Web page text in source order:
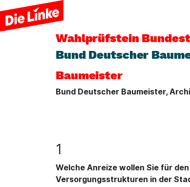
Wahlprüfstein
Bund Deutscher
Baumeister
Bund Deutscher Baumeister,
1
Welche Anreize wollen Sie für
Versorgungsstrukturen in der